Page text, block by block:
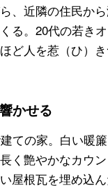
、近隣の住民か
る。20代の若き
ど人を惹（ひ）
かせる
ての家。白い暖
く艶やかなカウ
屋根瓦を埋め込